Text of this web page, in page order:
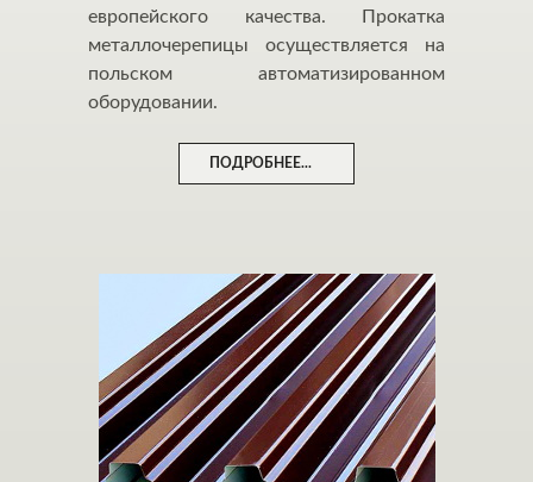
европейского качества. Прокатка
металлочерепицы осуществляется на
польском автоматизированном
оборудовании.
ПОДРОБНЕЕ...